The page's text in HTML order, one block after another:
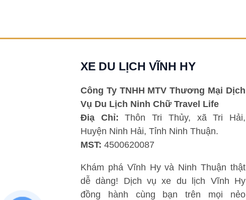
XE DU LỊCH VĨNH HY
Công Ty TNHH MTV Thương Mại Dịch
Vụ Du Lịch Ninh Chữ Travel Life
Điạ Chỉ: Thôn Tri Thủy, xã Tri Hải,
Huyện Ninh Hải, Tỉnh Ninh Thuận.
MST: 4500620087
Khám phá Vĩnh Hy và Ninh Thuận thật
dễ dàng! Dịch vụ xe du lịch Vĩnh Hy
đồng hành cùng bạn trên mọi nẻo